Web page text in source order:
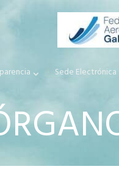
Sede Electrónica